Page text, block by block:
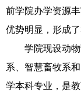
前学院办学资源
优势明显，形成
学院现设动
系、智慧畜牧系
学本科专业，是